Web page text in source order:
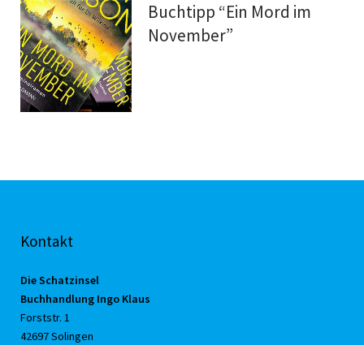
Buchtipp “Ein Mord im
November”
Kontakt
Die Schatzinsel
Buchhandlung Ingo Klaus
Forststr. 1
42697 Solingen